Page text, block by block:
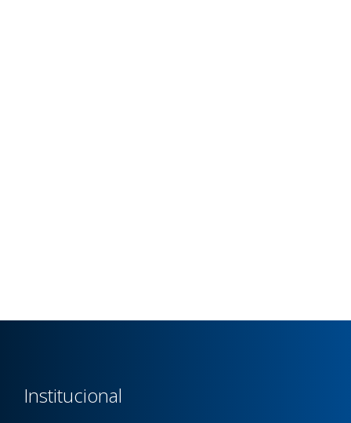
Institucional